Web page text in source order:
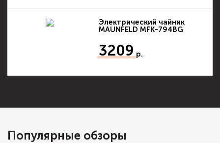
Электрический чайник
MAUNFELD MFK-794BG
3209
Популярные обзоры